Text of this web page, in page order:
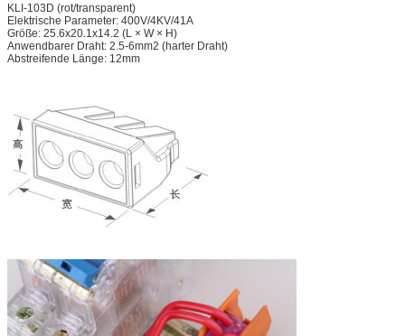
KLI-103D (rot/transparent)
Elektrische Parameter: 400V/4KV/41A
Größe: 25.6x20.1x14.2 (L × W × H)
Anwendbarer Draht: 2.5-6mm2 (harter Draht)
Abstreifende Länge: 12mm